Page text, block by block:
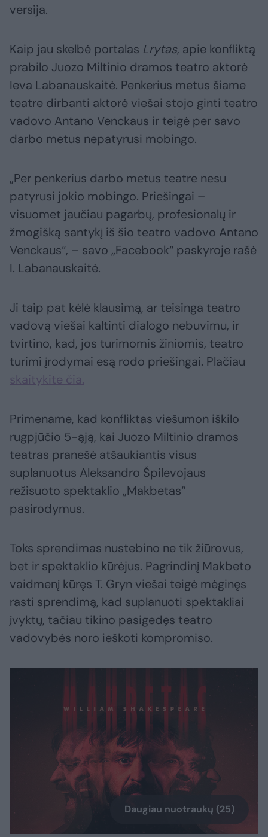
versija.
Kaip jau skelbė portalas Lrytas, apie konfliktą
prabilo Juozo Miltinio dramos teatro aktorė
Ieva Labanauskaitė. Penkerius metus šiame
teatre dirbanti aktorė viešai stojo ginti teatro
vadovo Antano Venckaus ir teigė per savo
darbo metus nepatyrusi mobingo.
„Per penkerius darbo metus teatre nesu
patyrusi jokio mobingo. Priešingai –
visuomet jaučiau pagarbų, profesionalų ir
žmogišką santykį iš šio teatro vadovo Antano
Venckaus“, – savo „Facebook“ paskyroje rašė
I. Labanauskaitė.
Ji taip pat kėlė klausimą, ar teisinga teatro
vadovą viešai kaltinti dialogo nebuvimu, ir
tvirtino, kad, jos turimomis žiniomis, teatro
turimi įrodymai esą rodo priešingai. Plačiau
skaitykite čia.
Primename, kad konfliktas viešumon iškilo
rugpjūčio 5-ąją, kai Juozo Miltinio dramos
teatras pranešė atšaukiantis visus
suplanuotus Aleksandro Špilevojaus
režisuoto spektaklio „Makbetas“
pasirodymus.
Toks sprendimas nustebino ne tik žiūrovus,
bet ir spektaklio kūrėjus. Pagrindinį Makbeto
vaidmenį kūręs T. Gryn viešai teigė mėginęs
rasti sprendimą, kad suplanuoti spektakliai
įvyktų, tačiau tikino pasigedęs teatro
vadovybės noro ieškoti kompromiso.
Daugiau nuotraukų (25)